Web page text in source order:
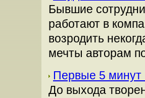
Бывшие
работают в
возродить
мечты авторам
Первые 5
До выхода